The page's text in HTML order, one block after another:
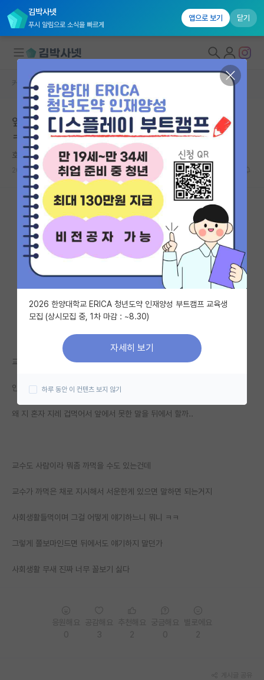
김박사넷
푸시 알림으로 소식을 빠르게
앱으로 보기 닫기
대학원생 모집
국내대학원 정보
연구실&오픈랩
커뮤니티
커뮤니티 홈
전체글보기
베스트 게시판
IF 명예의전당
자유 게시판(아무개랩)
미국 유학 게시판
미국 대학원 합격 후기 게시판
대학원생 모집 게시판
연구실(PI) 홍보 게시판
임용 후기 게시판
PI 전용 게시판
인문사회 계열 게시판
커뮤니티 홈 자유 게시판(아무개랩)
앞에서 할말 못하고 뒤에서 씹으면서 사회생활 잘하는 척
ㅋㅋ
호탕한 막스 베버
2026.05.10 4 1265
교수님이 애들을 이유없이 갈구는 것도 아니고
인간적으로 참 잘 대해주시는데
왜 지 혼자 지레 겁먹어서 앞에서 못한 말을 뒤에서 할까..
교수도 사람이라 뭐좀 까먹을 수도 있는건데
교수가 까먹은 채로 지시해서 서운한게 있으면 말하면 되는거지
사회생활들먹이며 그걸 어떻게 얘기하느니 뭐니 ㅋㅋ
그렇게 쫄보마인드면 뒤에서도 얘기하지 말던가
사회생활 무새 진짜 너무 꼴보기 싫다
2026 한양대학교 ERICA 청년도약 인재양성 부트캠프 교육생
모집 (상시모집 중, 1차 마감 : ~8.30)
자세히 보기
하루 동안 이 컨텐츠 보지 않기